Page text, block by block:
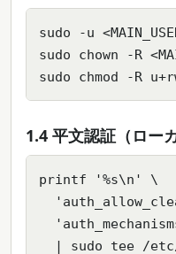
sudo -u
sudo chown -R
sudo chmod -R
1.4 平文認証（ロー
printf '%s\n' \
| sudo tee /